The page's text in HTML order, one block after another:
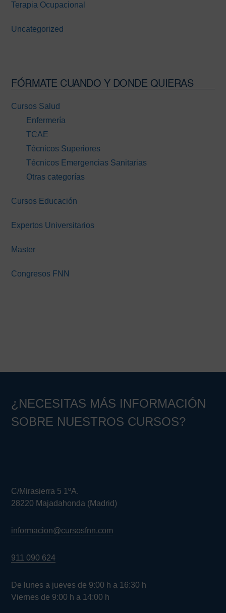
Terapia Ocupacional
Uncategorized
FÓRMATE CUANDO Y DONDE QUIERAS
Cursos Salud
Enfermería
TCAE
Técnicos Superiores
Técnicos Emergencias Sanitarias
Otras categorías
Cursos Educación
Expertos Universitarios
Master
Congresos FNN
¿NECESITAS MÁS INFORMACIÓN
SOBRE NUESTROS CURSOS?
C/Mirasierra 5 1ºA.
28220 Majadahonda (Madrid)
informacion@cursosfnn.com
911 090 624
De lunes a jueves de 9:00 h a 16:30 h
Viernes de 9:00 h a 14:00 h